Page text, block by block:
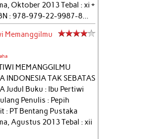
Oktober 2013 Tebal : xi +
: 978-979-22-9987-8...
Memanggilmu
MEMANGGILMU
INDONESIA TAK SEBATAS
Judul Buku : Ibu Pertiwi
Penulis : Pepih
: PT Bentang Pustaka
Agustus 2013 Tebal : xii